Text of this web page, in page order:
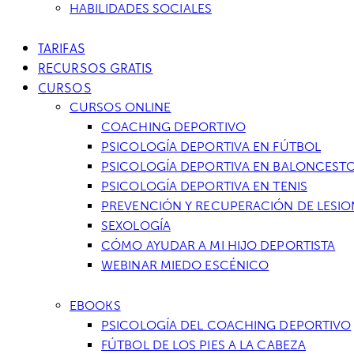
HABILIDADES SOCIALES
TARIFAS
RECURSOS GRATIS
CURSOS
CURSOS ONLINE
COACHING DEPORTIVO
PSICOLOGÍA DEPORTIVA EN FÚTBOL
PSICOLOGÍA DEPORTIVA EN
PSICOLOGÍA DEPORTIVA EN TENIS
PREVENCIÓN Y RECUPERACIÓN DE
SEXOLOGÍA
CÓMO AYUDAR A MI HIJO DEPORTISTA
WEBINAR MIEDO ESCÉNICO
EBOOKS
PSICOLOGÍA DEL COACHING DEPORTIVO
FÚTBOL DE LOS PIES A LA CABEZA